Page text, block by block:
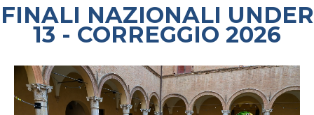
FINALI NAZIONALI UNDER
13 - CORREGGIO 2026